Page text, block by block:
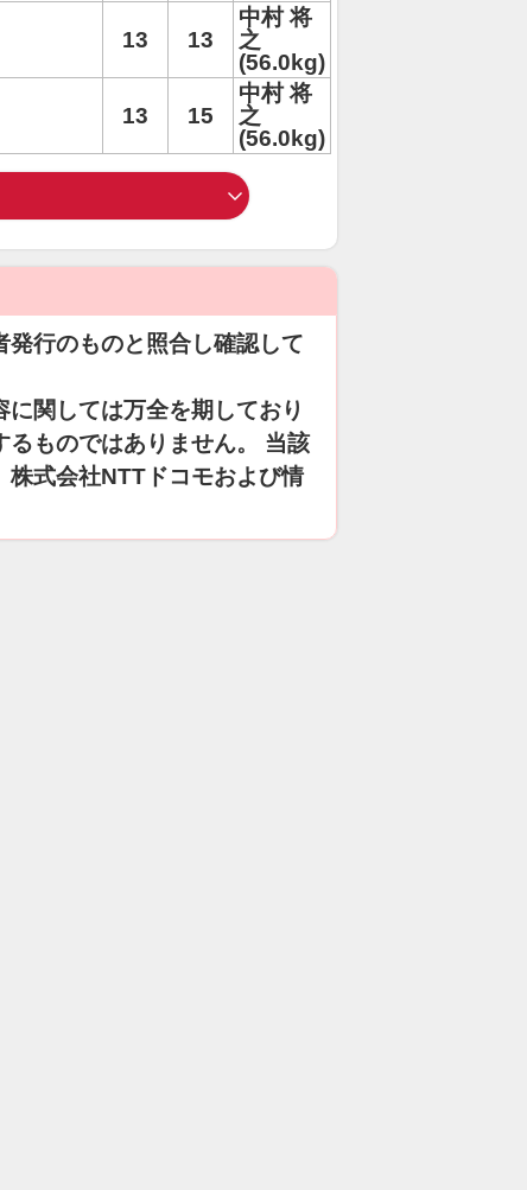
13 13
中村 将
之
(56.0kg)
13 15
中村 将
之
(56.0kg)
行のものと照合し確認して
関しては万全を期しており
るものではありません。 当該
株式会社NTTドコモおよび情